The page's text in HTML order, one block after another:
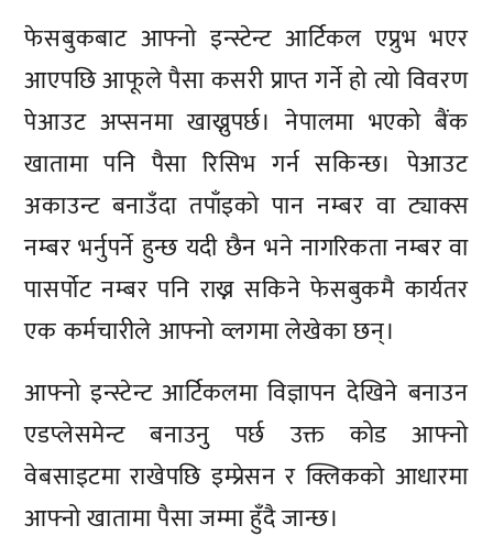
फेसबुकबाट आफ्नो इन्स्टेन्ट आर्टिकल एप्रुभ भएर
आएपछि आफूले पैसा कसरी प्राप्त गर्ने हो त्यो विवरण
पेआउट अप्सनमा खाख्नुपर्छ। नेपालमा भएको बैंक
खातामा पनि पैसा रिसिभ गर्न सकिन्छ। पेआउट
अकाउन्ट बनाउँदा तपाँइको पान नम्बर वा ट्याक्स
नम्बर भर्नुपर्ने हुन्छ यदी छैन भने नागरिकता नम्बर वा
पासर्पोट नम्बर पनि राख्न सकिने फेसबुकमै कार्यतर
एक कर्मचारीले आफ्नो व्लगमा लेखेका छन्।
आफ्नो इन्स्टेन्ट आर्टिकलमा विज्ञापन देखिने बनाउन
एडप्लेसमेन्ट बनाउनु पर्छ उक्त कोड आफ्नो
वेबसाइटमा राखेपछि इम्प्रेसन र क्लिकको आधारमा
आफ्नो खातामा पैसा जम्मा हुँदै जान्छ।